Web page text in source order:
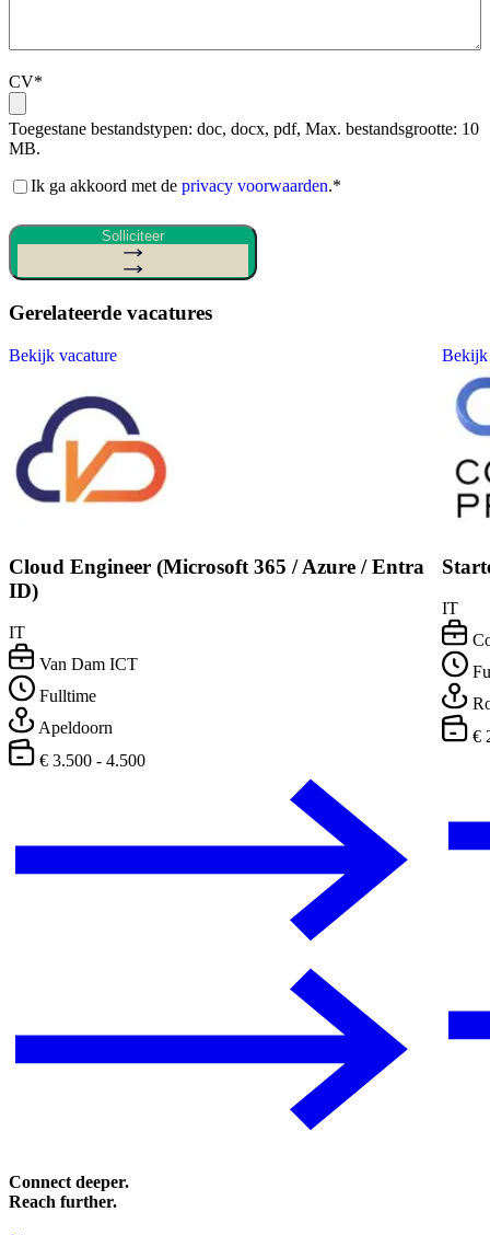
CV*
Toegestane bestandstypen: doc, docx, pdf, Max. bestandsgrootte: 10
MB.
Akkoord
voorwaarden*
Ik ga akkoord met de privacy voorwaarden.*
Solliciteer
Gerelateerde vacatures
Bekijk vacature
Cloud Engineer (Microsoft 365 / Azure / Entra
ID)
IT
Van Dam ICT
Fulltime
Apeldoorn
€ 3.500 - 4.500
Bekijk
IT
€
Connect deeper.
Reach further.